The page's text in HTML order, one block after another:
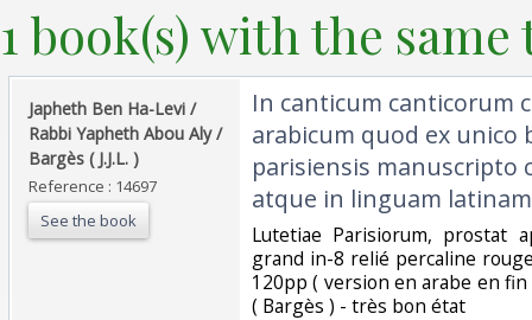
1 book(s) with the
‎Japheth Ben Ha-Levi /
Rabbi Yapheth Abou Aly /
Bargès ( J.J.L. )‎
Reference : 14697
See the book
‎In canticum canticorum
arabicum quod ex
parisiensis manuscripto
atque in linguam
‎Lutetiae Parisiorum, prostat
grand in-8 relié percaline
120pp ( version en arabe en fin
( Bargès ) - très bon état‎